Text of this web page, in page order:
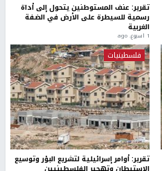
تقرير: عنف المستوطنين يتحول إلى أداة
رسمية للسيطرة على الأرض في الضفة
الغربية
1 اسبوع. ago
فلسطينيات
تقرير: أوامر إسرائيلية لتشريع البؤر وتوسيع